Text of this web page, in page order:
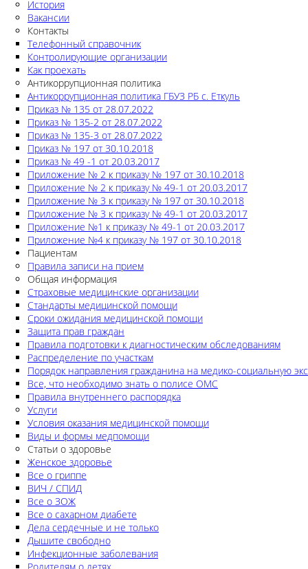
История
Вакансии
Контакты
Телефонный справочник
Контролирующие организации
Как проехать
Антикоррупционная политика
Антикоррупционная политика ГБУЗ РБ с. Еткуль
Приказ № 135 от 28.07.2022
Приказ № 135-2 от 28.07.2022
Приказ № 135-3 от 28.07.2022
Приказ № 197 от 30.10.2018
Приказ № 49 -1 от 20.03.2017
Приложение № 2 к приказу № 197 от 30.10.2018
Приложение № 2 к приказу № 49-1 от 20.03.2017
Приложение № 3 к приказу № 197 от 30.10.2018
Приложение № 3 к приказу № 49-1 от 20.03.2017
Приложение №1 к приказу № 49-1 от 20.03.2017
Приложение №4 к приказу № 197 от 30.10.2018
Пациентам
Правила записи на прием
Общая информация
Страховые медицинские организации
Стандарты медицинской помощи
Сроки ожидания медицинской помощи
Защита прав граждан
Правила подготовки к диагностическим обследованиям
Распределение по участкам
Порядок направления гражданина на медико-социальную
Все, что необходимо знать о полисе ОМС
Правила внутреннего распорядка
Услуги
Условия оказания медицинской помощи
Виды и формы медпомощи
Статьи о здоровье
Женское здоровье
Все о гриппе
ВИЧ / СПИД
Все о ЗОЖ
Все о сахарном диабете
Дела сердечные и не только
Дышите свободно
Инфекционные заболевания